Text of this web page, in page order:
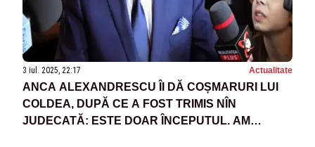
3 iul. 2025, 22:17 Actualitate
ANCA ALEXANDRESCU ÎI DĂ COȘMARURI LUI
COLDEA, DUPĂ CE A FOST TRIMIS NÎN
JUDECATĂ: ESTE DOAR ÎNCEPUTUL. AM